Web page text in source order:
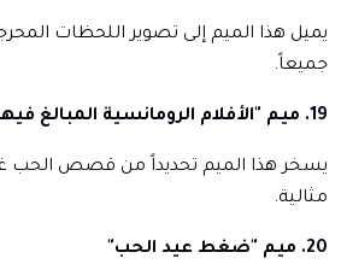
يميل هذا الميم إلى تصوير اللحظات
جميعاً.
19. ميم "الأفلام الرومانسية المبالغ فيها"
يسخر هذا الميم تحديداً من قصص الحب
مثالية.
20. ميم "ضغط عيد الحب"